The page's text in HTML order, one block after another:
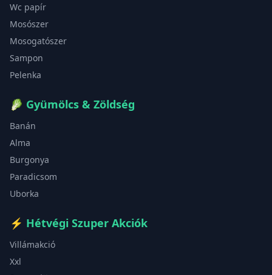
Wc papír
Mosószer
Mosogatószer
Sampon
Pelenka
🥬 Gyümölcs & Zöldség
Banán
Alma
Burgonya
Paradicsom
Uborka
⚡ Hétvégi Szuper Akciók
Villámakció
Xxl